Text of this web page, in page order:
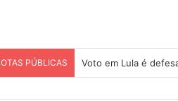
PÚBLICAS Voto em Lula é